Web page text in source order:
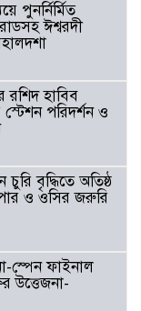
পুনর্নির্মিত
ঈশ্বরদী
রশিদ হাবিব
পরিদর্শন ও
চুরি বৃদ্ধিতে অতিষ্ঠ
ও ওসির জরুরি
স্পেন ফাইনাল
উত্তেজনা-